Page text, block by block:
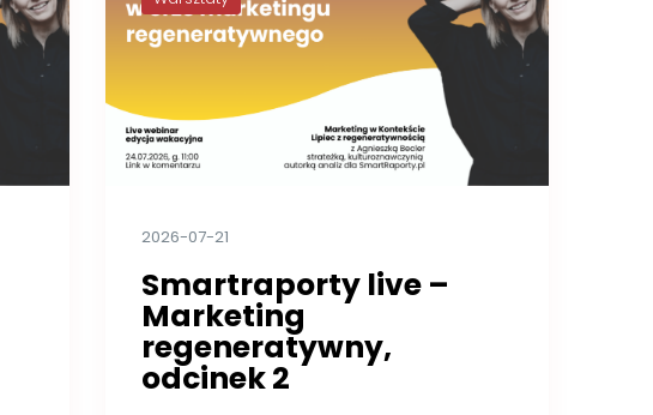
2026-07-21
Smartraporty live –
Marketing
regeneratywny,
odcinek 2